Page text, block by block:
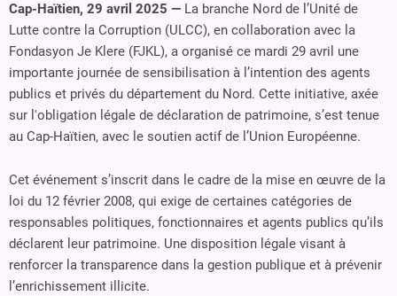
Cap-Haïtien, 29 avril 2025 — La branche Nord de l’Unité de
Lutte contre la Corruption (ULCC), en collaboration avec la
Fondasyon Je Klere (FJKL), a organisé ce mardi 29 avril une
importante journée de sensibilisation à l’intention des agents
publics et privés du département du Nord. Cette initiative, axée
sur l'obligation légale de déclaration de patrimoine, s’est tenue
au Cap-Haïtien, avec le soutien actif de l’Union Européenne.
Cet événement s’inscrit dans le cadre de la mise en œuvre de la
loi du 12 février 2008, qui exige de certaines catégories de
responsables politiques, fonctionnaires et agents publics qu’ils
déclarent leur patrimoine. Une disposition légale visant à
renforcer la transparence dans la gestion publique et à prévenir
l’enrichissement illicite.